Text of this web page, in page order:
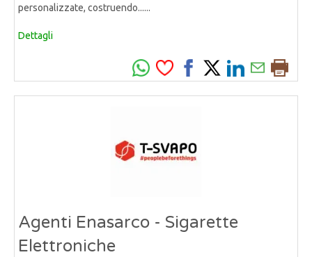
personalizzate, costruendo......
Dettagli
Agenti Enasarco - Sigarette
Elettroniche